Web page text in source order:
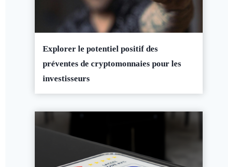
Explorer le potentiel positif des
préventes de cryptomonnaies pour les
investisseurs